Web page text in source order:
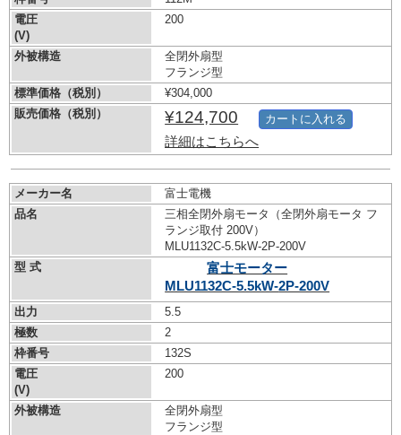
電圧
(V)
200
外被構造
全閉外扇型
フランジ型
標準価格（税別）
¥304,000
販売価格（税別）
¥124,700
詳細はこちらへ
カートに入れる
メーカー名
富士電機
品名
三相全閉外扇モータ（全閉外扇モータ フ
ランジ取付 200V）
MLU1132C-5.5kW-2P-200V
型 式
富士モーター
MLU1132C-5.5kW-2P-200V
出力
5.5
極数
2
枠番号
132S
電圧
(V)
200
外被構造
全閉外扇型
フランジ型